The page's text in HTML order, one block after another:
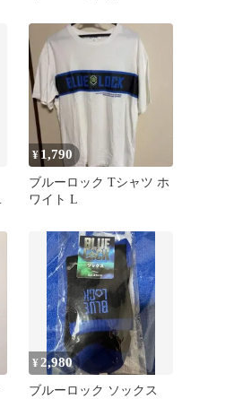
¥ 1,790
ブルーロック Tシャツ ホ
ワイト L
¥2,980
ブルーロック ソックス